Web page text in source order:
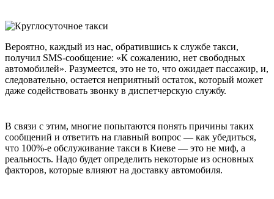
Вероятно, каждый из нас, обратившись к службе такси,
получил SMS-сообщение: «К сожалению, нет свободных
автомобилей». Разумеется, это не то, что ожидает пассажир, и,
следовательно, остается неприятный остаток, который может
даже содействовать звонку в диспетчерскую службу.
В связи с этим, многие попытаются понять причины таких
сообщений и ответить на главный вопрос — как убедиться,
что 100%-е обслуживание такси в Киеве — это не миф, а
реальность. Надо будет определить некоторые из основных
факторов, которые влияют на доставку автомобиля.